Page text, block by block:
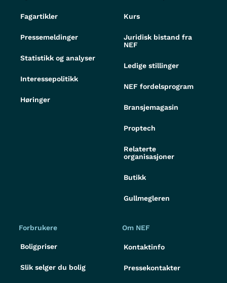
Fagartikler
Pressemeldinger
Statistikk og analyser
Interessepolitikk
Høringer
Kurs
Juridisk bistand fra
NEF
Ledige stillinger
NEF fordelsprogram
Bransjemagasin
Proptech
Relaterte
organisasjoner
Butikk
Gullmegleren
Forbrukere
Boligpriser
Slik selger du bolig
Om NEF
Kontaktinfo
Pressekontakter